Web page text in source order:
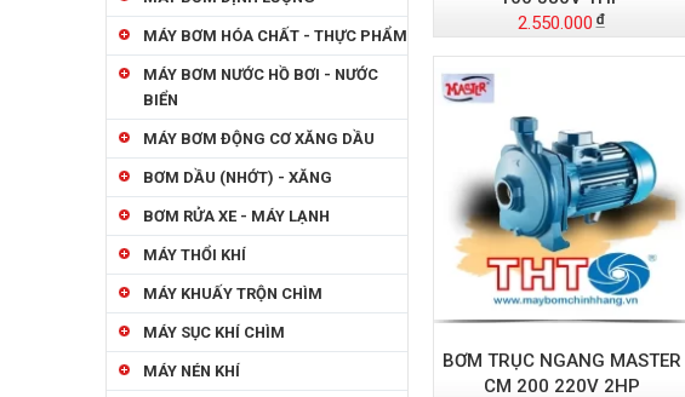
MÁY BƠM HÓA CHẤT - THỰC PHẨM
MÁY BƠM NƯỚC HỒ BƠI - NƯỚC
BIỂN
MÁY BƠM ĐỘNG CƠ XĂNG DẦU
BƠM DẦU (NHỚT) - XĂNG
BƠM RỬA XE - MÁY LẠNH
MÁY THỔI KHÍ
MÁY KHUẤY TRỘN CHÌM
MÁY SỤC KHÍ CHÌM
MÁY NÉN KHÍ
2.550.000
BƠM TRỤC NGANG MASTER
CM 200 220V 2HP